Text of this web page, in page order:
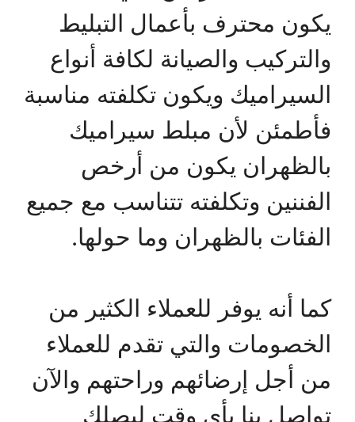
يكون محترف بأعمال التبليط
والتركيب والصيانة لكافة أنواع
السيراميك ويكون تكلفته مناسبة
فأطمئن لأن مبلط سيراميك
بالظهران يكون من أرخص
الفننين وتكلفته تتناسب مع جميع
الفئات بالظهران وما حولها.
كما أنه يوفر للعملاء الكثير من
الخصومات والتي تقدم للعملاء
من أجل إرضائهم وراحتهم والآن
تواصل بنا بأي وقت ليصلك